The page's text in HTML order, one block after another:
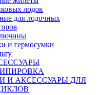
лодок
для лодочных
и гермосумки
И АКСЕССУАРЫ ДЛЯ